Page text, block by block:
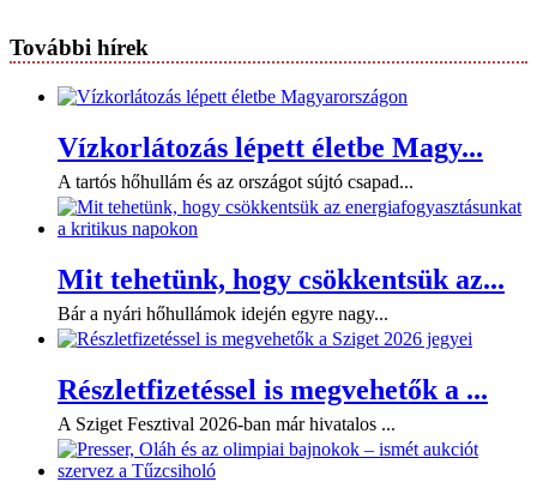
További hírek
Vízkorlátozás lépett életbe Magy...
A tartós hőhullám és az országot sújtó csapad...
Mit tehetünk, hogy csökkentsük az...
Bár a nyári hőhullámok idején egyre nagy...
Részletfizetéssel is megvehetők a ...
A Sziget Fesztival 2026-ban már hivatalos ...